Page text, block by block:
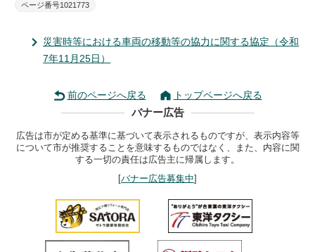
ページ番号1021773
災害時等における車両の移動等の協力に関する協定（令和
7年11月25日）
前のページへ戻る トップページへ戻る
バナー広告
広告は市が定める基準に基づいて表示されるものですが、表示内容等
について市が推奨することを意味するものではなく、また、内容に関
する一切の責任は広告主に帰属します。
[バナー広告募集中]